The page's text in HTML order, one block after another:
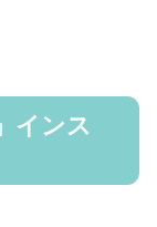
インス